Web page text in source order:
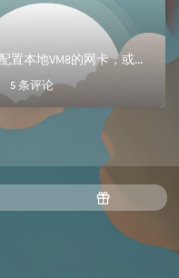
Karaf使用ssh可能会连接不上，需要配置本地VM8的网卡，或者ssh，推荐下面方法vi /etc/ssh/sshd_config //最后添加一行 P...
5 条评论
随
机
文